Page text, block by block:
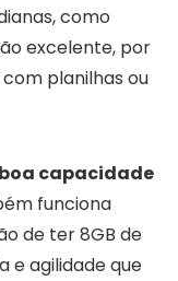
como
excelente, por
planilhas ou
boa capacidade
funciona
de ter 8GB de
e agilidade que